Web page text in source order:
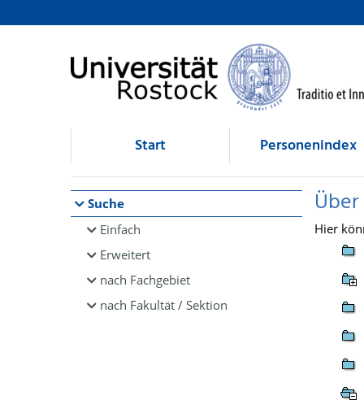
Browsen
direkt zum Inhalt
Start Personenindex
Suche
Einfach
Erweitert
nach Fachgebiet
nach Fakultät / Sektion
Hier